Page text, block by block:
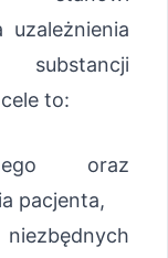
to:
oraz
pacjenta,